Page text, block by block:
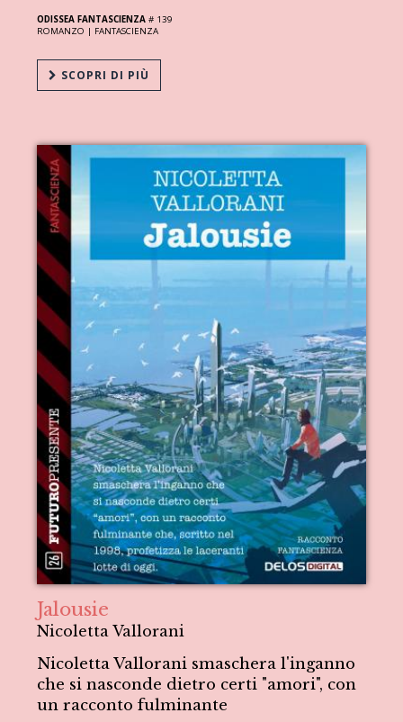
ODISSEA FANTASCIENZA # 139
ROMANZO | FANTASCIENZA
SCOPRI DI PIÙ
Jalousie
Nicoletta Vallorani
Nicoletta Vallorani smaschera l'inganno
che si nasconde dietro certi "amori", con
un racconto fulminante